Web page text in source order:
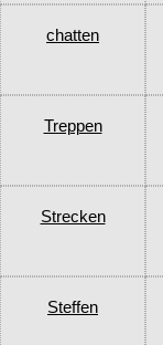
chatten
Treppen
Strecken
Steffen